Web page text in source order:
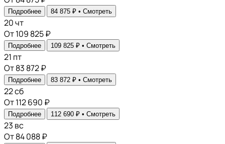
Подробнее 84 875 ₽ • Смотреть
20чт
От 109 825 ₽
Подробнее 109 825 ₽ • Смотреть
21 пт
От 83 872 ₽
Подробнее 83 872 ₽ • Смотреть
22сб
От 112 690 ₽
Подробнее 112 690 ₽ • Смотреть
23 вс
От 84 088 ₽